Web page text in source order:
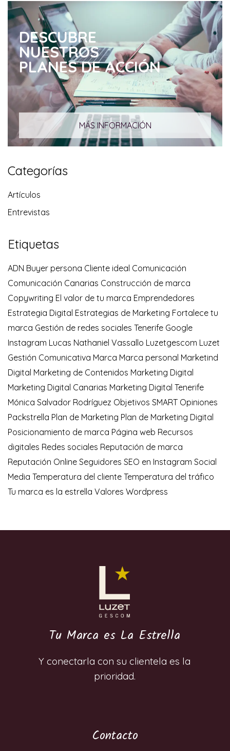
DESCUBRE
NUESTROS
PLANES DE ACCIÓN
MÁS INFORMACIÓN
Categorías
Artículos
Entrevistas
Etiquetas
ADN Buyer persona Cliente ideal Comunicación
Comunicación Canarias Construcción de marca
Copywriting El valor de tu marca Emprendedores
Estrategia Digital Estrategias de Marketing Fortalece tu
marca Gestión de redes sociales Tenerife Google
Instagram Lucas Nathaniel Vassallo Luzetgescom Luzet
Gestión Comunicativa Marca Marca personal Marketind
Digital Marketing de Contenidos Marketing Digital
Marketing Digital Canarias Marketing Digital Tenerife
Mónica Salvador Rodríguez Objetivos SMART Opiniones
Packstrella Plan de Marketing Plan de Marketing Digital
Posicionamiento de marca Página web Recursos
digitales Redes sociales Reputación de marca
Reputación Online Seguidores SEO en Instagram Social
Media Temperatura del cliente Temperatura del tráfico
Tu marca es la estrella Valores Wordpress
Tu Marca es La Estrella
Y conectarla con su clientela es la
prioridad.
Contacto